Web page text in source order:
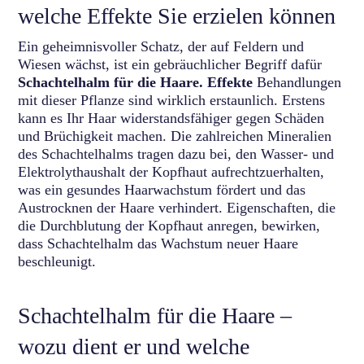
welche Effekte Sie erzielen können
Ein geheimnisvoller Schatz, der auf Feldern und
Wiesen wächst, ist ein gebräuchlicher Begriff dafür
Schachtelhalm für die Haare. EffekteBehandlungen
mit dieser Pflanze sind wirklich erstaunlich. Erstens
kann es Ihr Haar widerstandsfähiger gegen Schäden
und Brüchigkeit machen. Die zahlreichen Mineralien
des Schachtelhalms tragen dazu bei, den Wasser- und
Elektrolythaushalt der Kopfhaut aufrechtzuerhalten,
was ein gesundes Haarwachstum fördert und das
Austrocknen der Haare verhindert. Eigenschaften, die
die Durchblutung der Kopfhaut anregen, bewirken,
dass Schachtelhalm das Wachstum neuer Haare
beschleunigt.
Schachtelhalm für die Haare –
wozu dient er und welche